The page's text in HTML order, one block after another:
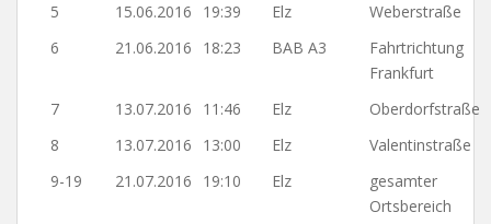
5
15.06.2016 19:39 Elz
Weberstraße
6
21.06.2016 18:23 BAB A3
Fahrtrichtung
Frankfurt
7
13.07.2016 11:46 Elz
Oberdorfstraße
8
13.07.2016 13:00 Elz
Valentinstraße
9-19
21.07.2016 19:10 Elz
gesamter
Ortsbereich